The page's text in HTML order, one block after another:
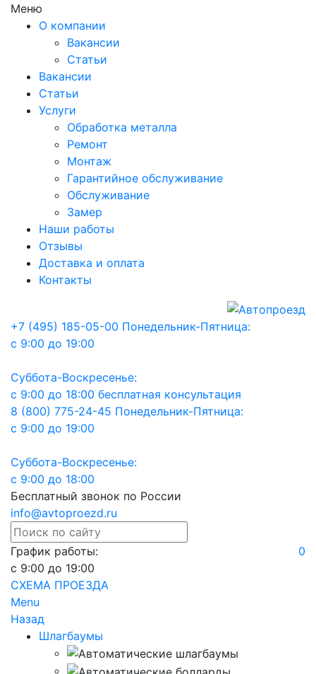
Меню
О компании
Вакансии
Статьи
Вакансии
Статьи
Услуги
Обработка металла
Ремонт
Монтаж
Гарантийное обслуживание
Обслуживание
Замер
Наши работы
Отзывы
Доставка и оплата
Контакты
+7 (495) 185-05-00 Понедельник-Пятница:
с 9:00 до 19:00
Суббота-Воскресенье:
с 9:00 до 18:00 бесплатная консультация
8 (800) 775-24-45 Понедельник-Пятница:
с 9:00 до 19:00
Суббота-Воскресенье:
с 9:00 до 18:00
Бесплатный звонок по России
info@avtoproezd.ru
График работы:
с 9:00 до 19:00
СХЕМА ПРОЕЗДА
0
Menu
Назад
Шлагбаумы